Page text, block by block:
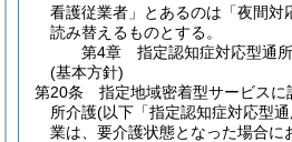
看護従業者」とあるのは「夜間対
読み替えるものとする。
第4章
指定認知症対応型通
(基本方針)
第20条
指定地域密着型サービスに
所介護(以下「指定認知症対応型
業は、要介護状態となった場合に